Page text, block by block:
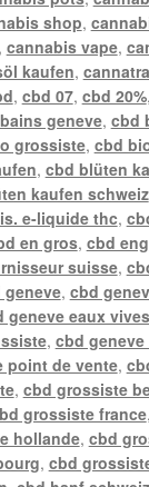
shop,
, cannabis vape,
kaufen,
, cbd 07, cbd 20%,
geneve, cbd
grossiste, cbd
, cbd blüten
kaufen schweiz
e-liquide thc,
en gros, cbd
suisse,
geneve, cbd
geneve eaux vives
, cbd
point de vente,
, cbd grossiste
grossiste france,
hollande, cbd
, cbd